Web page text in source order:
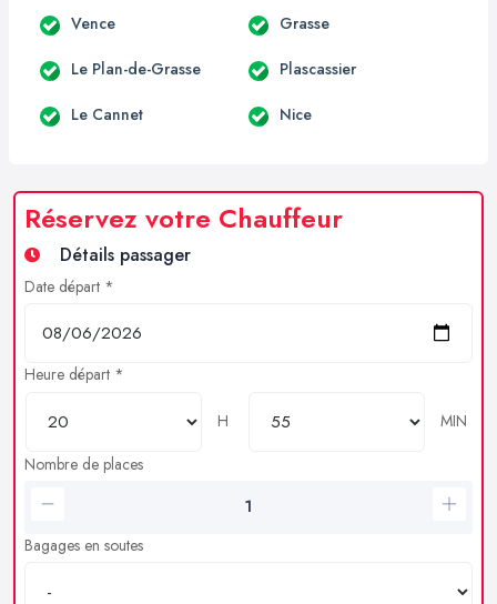
Vence Grasse
Le Plan-de-Grasse Plascassier
Le Cannet Nice
Réservez votre Chauffeur
Détails passager
Date départ *
Heure départ *
H
MIN
Nombre de places
Bagages en soutes